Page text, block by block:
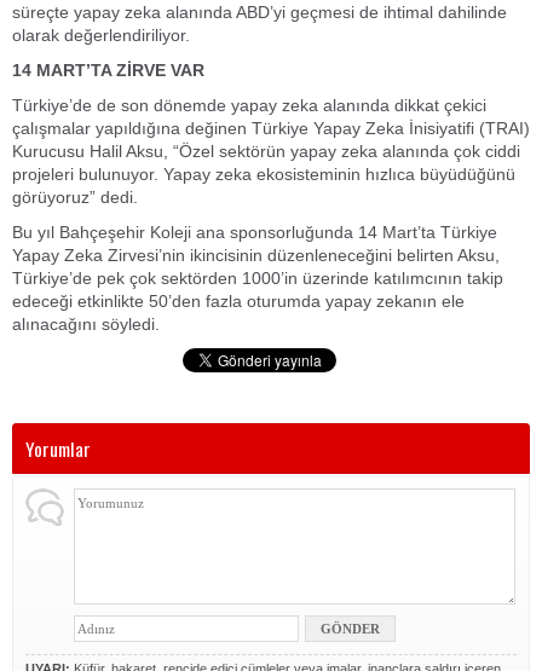
süreçte yapay zeka alanında ABD’yi geçmesi de ihtimal dahilinde
olarak değerlendiriliyor.
14 MART’TA ZİRVE VAR
Türkiye’de de son dönemde yapay zeka alanında dikkat çekici
çalışmalar yapıldığına değinen Türkiye Yapay Zeka İnisiyatifi (TRAI)
Kurucusu Halil Aksu, “Özel sektörün yapay zeka alanında çok ciddi
projeleri bulunuyor. Yapay zeka ekosisteminin hızlıca büyüdüğünü
görüyoruz” dedi.
Bu yıl Bahçeşehir Koleji ana sponsorluğunda 14 Mart’ta Türkiye
Yapay Zeka Zirvesi’nin ikincisinin düzenleneceğini belirten Aksu,
Türkiye’de pek çok sektörden 1000’in üzerinde katılımcının takip
edeceği etkinlikte 50’den fazla oturumda yapay zekanın ele
alınacağını söyledi.
Yorumlar